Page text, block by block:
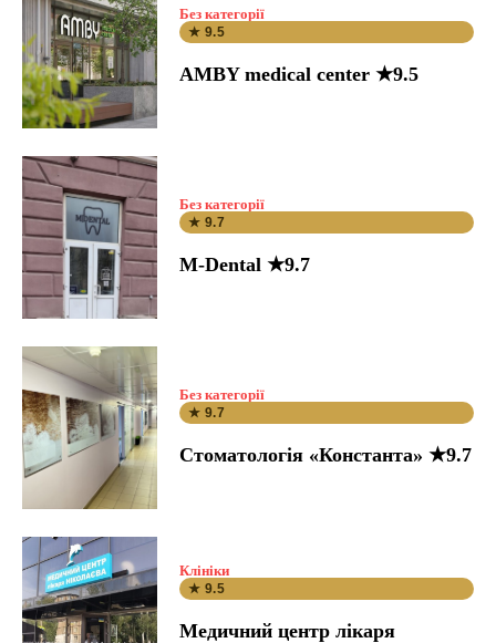
Без категорії
★ 9.5
AMBY medical center ★9.5
Без категорії
★ 9.7
M-Dental ★9.7
Без категорії
★ 9.7
Стоматологія «Константа» ★9.7
Клініки
★ 9.5
Медичний центр лікаря